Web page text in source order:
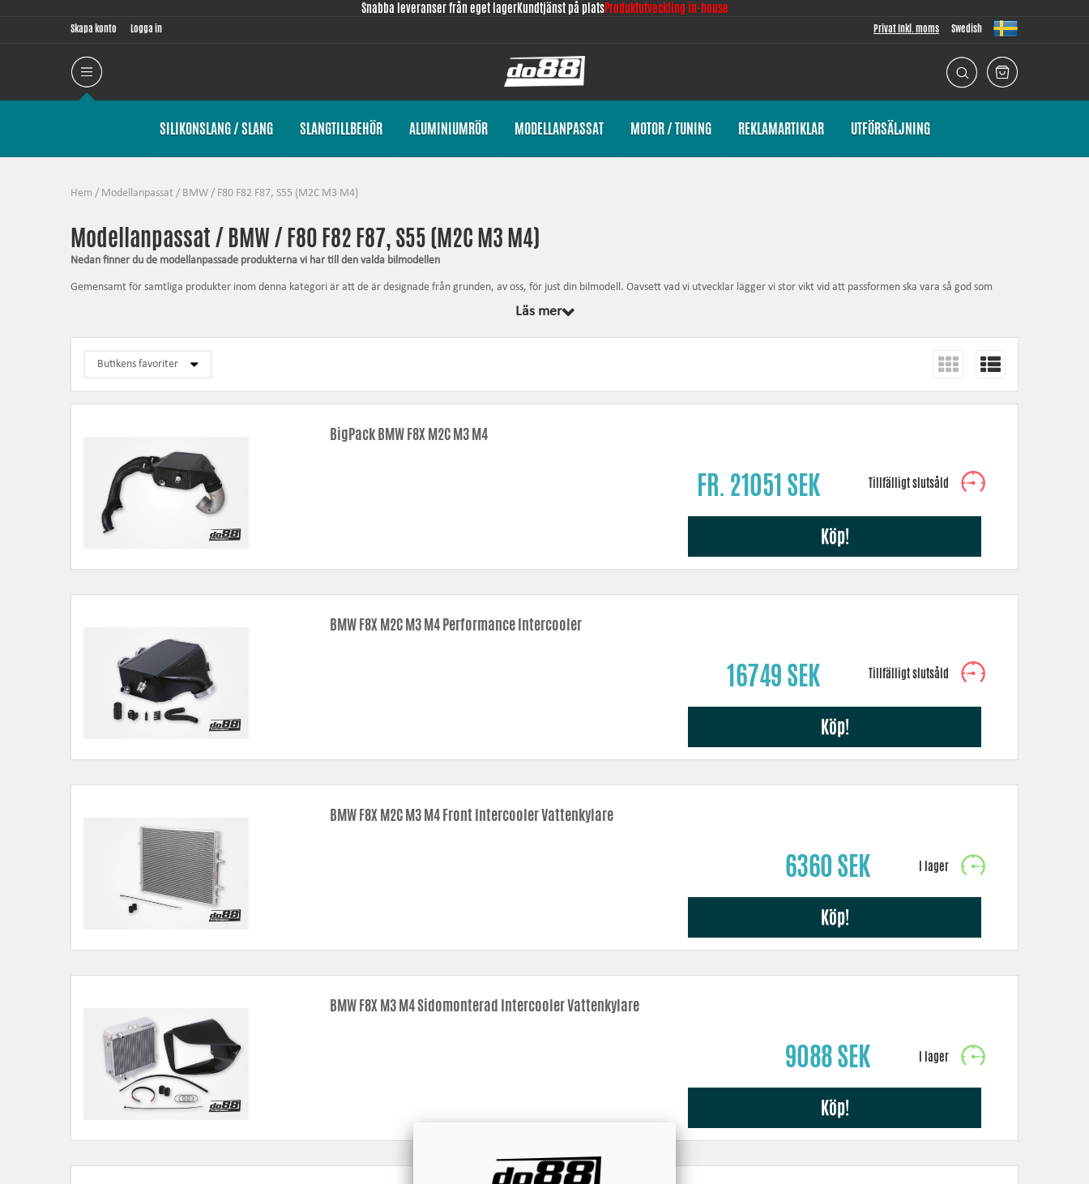
Snabba leveranser från eget lagerKundtjänst på platsProduktutveckling in-house
Skapa konto Logga in Privat Inkl. moms Swedish
SILIKONSLANG / SLANG SLANGTILLBEHÖR ALUMINIUMRÖR MODELLANPASSAT MOTOR / TUNING REKLAMARTIKLAR UTFÖRSÄLJNING
Hem / Modellanpassat / BMW / F80 F82 F87, S55 (M2C M3 M4)
Modellanpassat / BMW / F80 F82 F87, S55 (M2C M3 M4)
Nedan finner du de modellanpassade produkterna vi har till den valda bilmodellen
Gemensamt för samtliga produkter inom denna kategori är att de är designade från grunden, av oss, för just din bilmodell. Oavsett vad vi utvecklar lägger vi stor vikt vid att passformen ska vara så god som
– utökad cellpaketsvolym och kylarea motverkar överhettning.
Luftfilteravskärmning – specialdesignade med tätningslister för ett väl skärmat utrymme för luftfiltret.
Läs mer
BigPack BMW F8X M2C M3 M4
FR. 21051 SEK
Köp!
BMW F8X M2C M3 M4 Performance Intercooler
16749 SEK
Köp!
BMW F8X M2C M3 M4 Front Intercooler Vattenkylare
6360 SEK
Köp!
BMW F8X M3 M4 Sidomonterad Intercooler Vattenkylare
9088 SEK
Köp!